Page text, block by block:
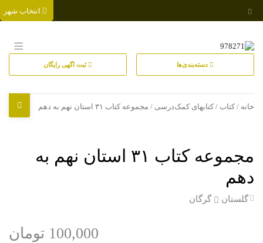
دسته‌بندی‌ها ثبت اگهی رایگان
خانه / کتاب / کتابهای کمک‌درسی / مجموعه کتاب ۳۱ استان نهم به دهم
مجموعه کتاب ۳۱ استان نهم به
دهم
گلستان گرگان
100,000 تومان